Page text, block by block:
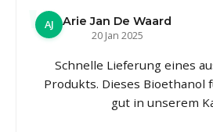
AJ
Arie Jan De Waard
20 Jan 2025
Schnelle Lieferung eines
Produkts. Dieses
gut in unserem